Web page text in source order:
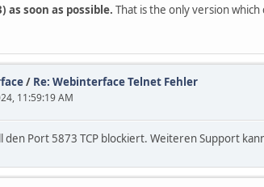
as soon as possible. That is the only version
/ Re: Webinterface Telnet Fehler
11:59:19 AM
den Port 5873 TCP blockiert. Weiteren Support